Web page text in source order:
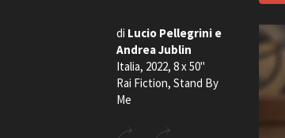
ABOUT
Chi siamo
Storia della
di Lucio Pellegrini e
Andrea Jublin
Italia, 2022, 8 x 50''
Rai Fiction, Stand By
Me